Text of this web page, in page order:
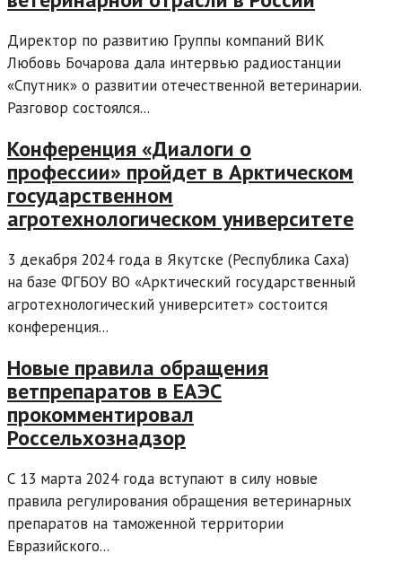
Директор по развитию Группы компаний ВИК
Любовь Бочарова дала интервью радиостанции
«Спутник» о развитии отечественной ветеринарии.
Разговор состоялся...
Конференция «Диалоги о
профессии» пройдет в Арктическом
государственном
агротехнологическом университете
3 декабря 2024 года в Якутске (Республика Саха)
на базе ФГБОУ ВО «Арктический государственный
агротехнологический университет» состоится
конференция...
Новые правила обращения
ветпрепаратов в ЕАЭС
прокомментировал
Россельхознадзор
С 13 марта 2024 года вступают в силу новые
правила регулирования обращения ветеринарных
препаратов на таможенной территории
Евразийского...